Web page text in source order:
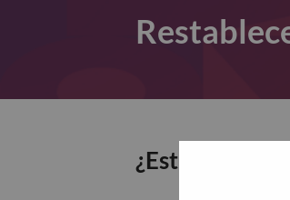
¿Estás seguro